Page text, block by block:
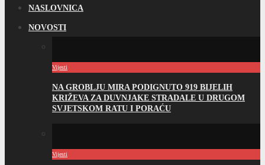
NASLOVNICA
NOVOSTI
Vijesti
NA GROBLJU MIRA PODIGNUTO 919 BIJELIH
KRIŽEVA ZA DUVNJAKE STRADALE U DRUGOM
SVJETSKOM RATU I PORAĆU
Vijesti